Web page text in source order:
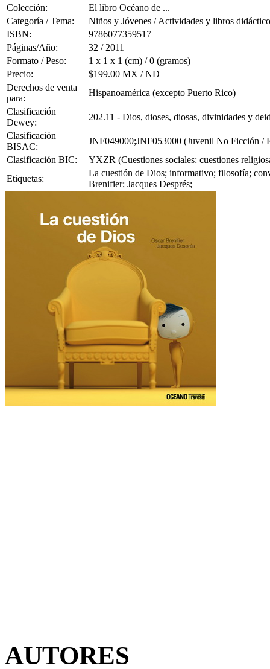
Colección:
El libro Océano de ...
Categoría / Tema:
Niños y Jóvenes / Actividades y libros
ISBN:
9786077359517
Páginas/Año:
32 / 2011
Formato / Peso:
1 x 1 x 1 (cm) / 0 (gramos)
Precio:
$199.00 MX / ND
Derechos de venta
para:
Hispanoamérica (excepto Puerto Rico)
Clasificación
Dewey:
202.11 - Dios, dioses, diosas, divinidades y
Clasificación
BISAC:
JNF049000;JNF053000 (Juvenil No Ficción /
Clasificación BIC:
YXZR (Cuestiones sociales: cuestiones
Etiquetas:
La cuestión de Dios; informativo; filosofía;
Brenifier; Jacques Després;
AUTORES